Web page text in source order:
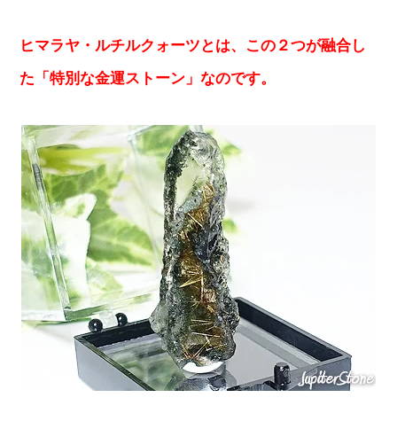
ヒマラヤ・ルチルクォーツとは、この２つが融合し
た「特別な金運ストーン」なのです。